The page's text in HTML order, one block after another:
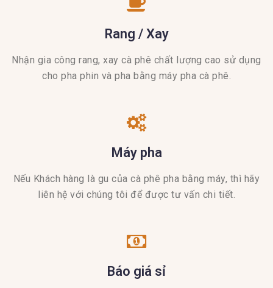
Rang / Xay
Nhận gia công rang, xay cà phê chất lượng cao sử dụng
cho pha phin và pha bằng máy pha cà phê.
Máy pha
Nếu Khách hàng là gu của cà phê pha bằng máy, thì hãy
liên hệ với chúng tôi để được tư vấn chi tiết.
Báo giá sỉ